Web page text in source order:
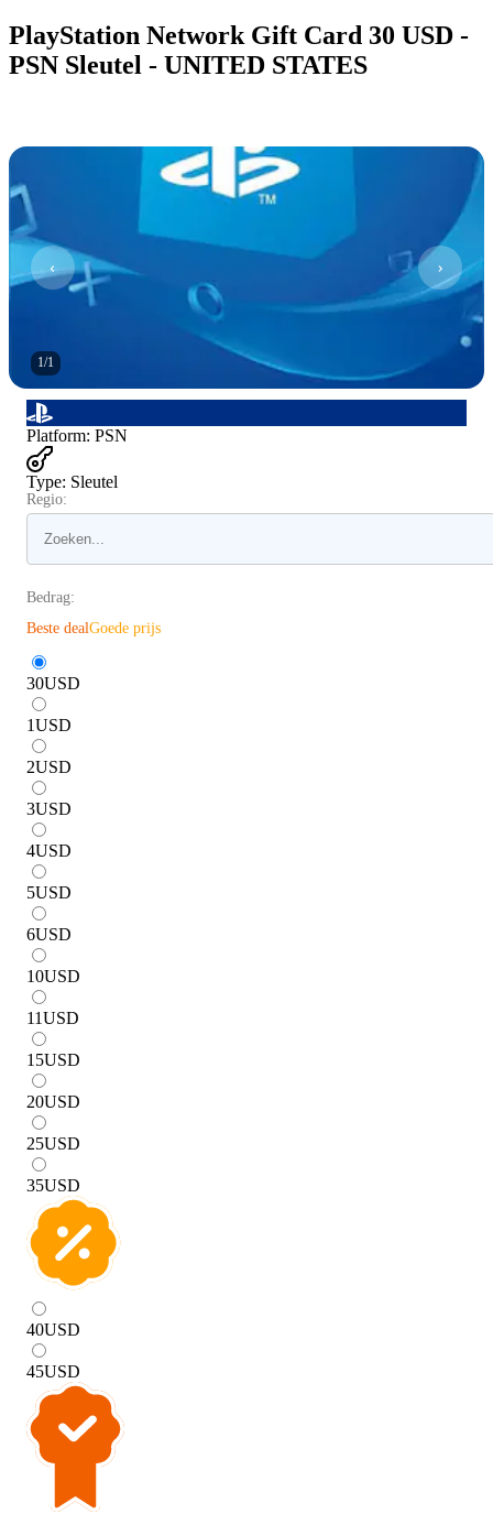
PlayStation Network Gift Card 30 USD -
PSN Sleutel - UNITED STATES
1/1
Platform: PSN
Type: Sleutel
Regio:
Bedrag:
Beste dealGoede prijs
30USD
1USD
2USD
3USD
4USD
5USD
6USD
10USD
11USD
15USD
20USD
25USD
35USD
40USD
45USD